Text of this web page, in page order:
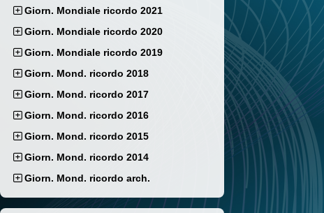
Giorn. Mondiale ricordo 2021
Giorn. Mondiale ricordo 2020
Giorn. Mondiale ricordo 2019
Giorn. Mond. ricordo 2018
Giorn. Mond. ricordo 2017
Giorn. Mond. ricordo 2016
Giorn. Mond. ricordo 2015
Giorn. Mond. ricordo 2014
Giorn. Mond. ricordo arch.